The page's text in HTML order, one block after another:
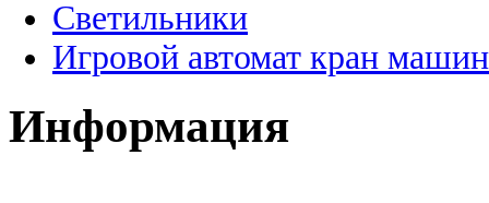
Светильники
Игровой автомат кран
Информация